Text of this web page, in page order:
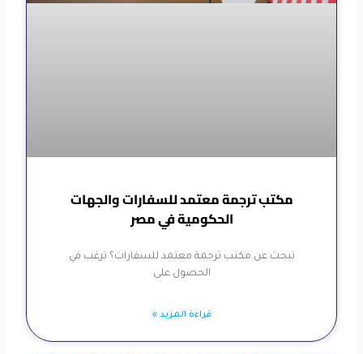
مكتب ترجمة معتمد للسفارات والجهات
الحكومية في مصر
تبحث عن مكتب ترجمة معتمد للسفارات؟ ترغب في
الحصول على
قراءة المزيد »